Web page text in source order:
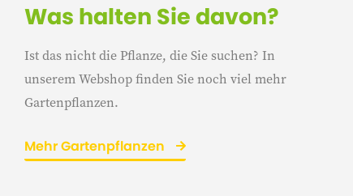
Was halten Sie davon?
Ist das nicht die Pflanze, die Sie suchen? In
unserem Webshop finden Sie noch viel mehr
Gartenpflanzen.
Mehr Gartenpflanzen